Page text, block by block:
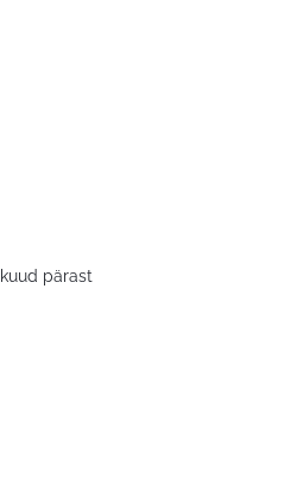
pärast